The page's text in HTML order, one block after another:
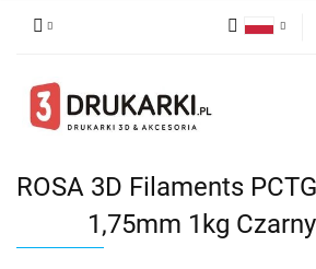
English
ROSA 3D Filaments
1,75mm 1kg